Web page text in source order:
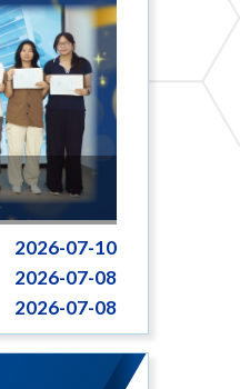
2026-07-10
2026-07-08
2026-07-08